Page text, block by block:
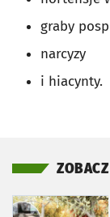
graby
narcyzy
i hiacynty.
otworzy się w